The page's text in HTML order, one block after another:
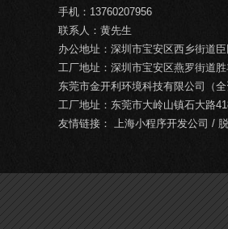
手机：13760207956
联系人：黄先生
办公地址：深圳市宝安区西乡街道
工厂地址：深圳市宝安区燕罗街道胜
东莞市金开利环境科技有限公司（全
工厂地址：东莞市大岭山镇石大路
友情链接： 上海小程序开发公司 /